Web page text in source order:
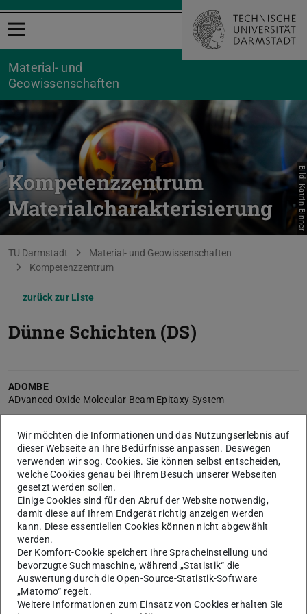
Menü öffnen
Material- und
Geowissenschaften
Kompetenzzentrum
Materialcharakterisierung
Bild: Katrin Binner
Sie befinden sich hier:
TU Darmstadt
Material- und Geowissenschaften
Kompetenzzentrum
zurück zur Liste
Dünne Schichten (DS)
ADOMBE
ADvanced Oxide Molecular Beam Epitaxy System
HREM
Philips XL30 FEG
MBE
Molecular Beam Epitaxy
Magnetkryostat
Mikrodrahtbonder
HB 10, tpt
Mini-PLD
Wir möchten die Informationen und das Nutzungserlebnis auf
dieser Webseite an Ihre Bedürfnisse anpassen. Deswegen
verwenden wir sog. Cookies. Sie können selbst entscheiden,
welche Cookies genau bei Ihrem Besuch unserer Webseiten
gesetzt werden sollen.
Einige Cookies sind für den Abruf der Website notwendig,
damit diese auf Ihrem Endgerät richtig anzeigen werden
kann. Diese essentiellen Cookies können nicht abgewählt
werden.
Der Komfort-Cookie speichert Ihre Spracheinstellung und
bevorzugte Suchmaschine, während „Statistik“ die
Auswertung durch die Open-Source-Statistik-Software
„Matomo“ regelt.
Weitere Informationen zum Einsatz von Cookies erhalten Sie